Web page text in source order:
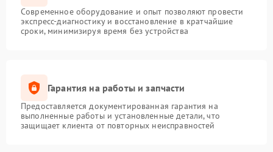
Современное оборудование и опыт позволяют провести
экспресс-диагностику и восстановление в кратчайшие
сроки, минимизируя время без устройства
Гарантия на работы и запчасти
Предоставляется документированная гарантия на
выполненные работы и установленные детали, что
защищает клиента от повторных неисправностей